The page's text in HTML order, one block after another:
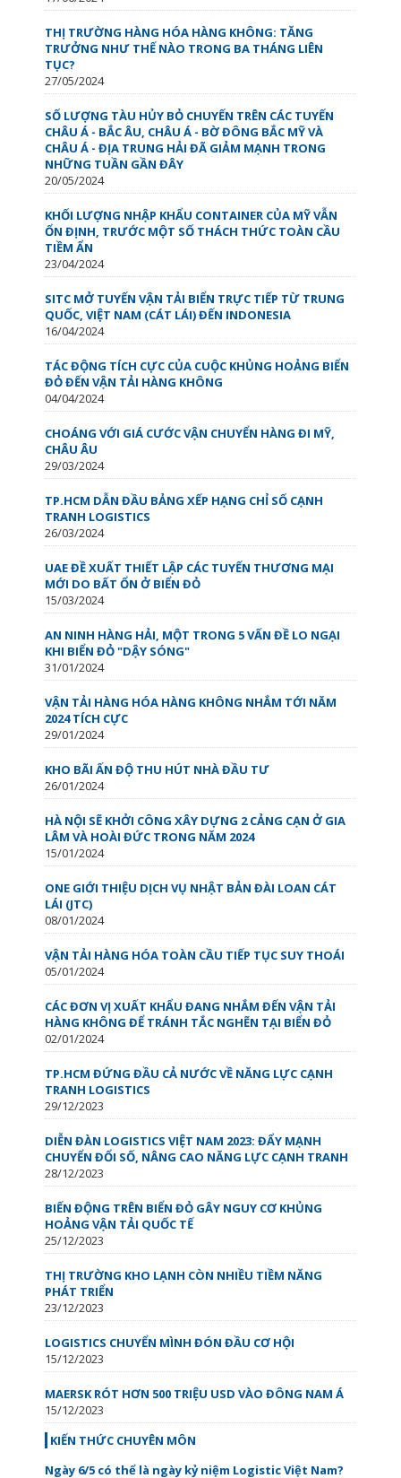
THỊ TRƯỜNG HÀNG HÓA HÀNG KHÔNG: TĂNG
TRƯỞNG NHƯ THẾ NÀO TRONG BA THÁNG LIÊN
TỤC?
27/05/2024
SỐ LƯỢNG TÀU HỦY BỎ CHUYẾN TRÊN CÁC TUYẾN
CHÂU Á - BẮC ÂU, CHÂU Á - BỜ ĐÔNG BẮC MỸ VÀ
CHÂU Á - ĐỊA TRUNG HẢI ĐÃ GIẢM MẠNH TRONG
NHỮNG TUẦN GẦN ĐÂY
20/05/2024
KHỐI LƯỢNG NHẬP KHẨU CONTAINER CỦA MỸ VẪN
ỔN ĐỊNH, TRƯỚC MỘT SỐ THÁCH THỨC TOÀN CẦU
TIỀM ẨN
23/04/2024
SITC MỞ TUYẾN VẬN TẢI BIỂN TRỰC TIẾP TỪ TRUNG
QUỐC, VIỆT NAM (CÁT LÁI) ĐẾN INDONESIA
16/04/2024
TÁC ĐỘNG TÍCH CỰC CỦA CUỘC KHỦNG HOẢNG BIỂN
ĐỎ ĐẾN VẬN TẢI HÀNG KHÔNG
04/04/2024
CHOÁNG VỚI GIÁ CƯỚC VẬN CHUYỂN HÀNG ĐI MỸ,
CHÂU ÂU
29/03/2024
TP.HCM DẪN ĐẦU BẢNG XẾP HẠNG CHỈ SỐ CẠNH
TRANH LOGISTICS
26/03/2024
UAE ĐỀ XUẤT THIẾT LẬP CÁC TUYẾN THƯƠNG MẠI
MỚI DO BẤT ỔN Ở BIỂN ĐỎ
15/03/2024
AN NINH HÀNG HẢI, MỘT TRONG 5 VẤN ĐỀ LO NGẠI
KHI BIỂN ĐỎ "DẬY SÓNG"
31/01/2024
VẬN TẢI HÀNG HÓA HÀNG KHÔNG NHẮM TỚI NĂM
2024 TÍCH CỰC
29/01/2024
KHO BÃI ẤN ĐỘ THU HÚT NHÀ ĐẦU TƯ
26/01/2024
HÀ NỘI SẼ KHỞI CÔNG XÂY DỰNG 2 CẢNG CẠN Ở GIA
LÂM VÀ HOÀI ĐỨC TRONG NĂM 2024
15/01/2024
ONE GIỚI THIỆU DỊCH VỤ NHẬT BẢN ĐÀI LOAN CÁT
LÁI (JTC)
08/01/2024
VẬN TẢI HÀNG HÓA TOÀN CẦU TIẾP TỤC SUY THOÁI
05/01/2024
CÁC ĐƠN VỊ XUẤT KHẨU ĐANG NHẮM ĐẾN VẬN TẢI
HÀNG KHÔNG ĐỂ TRÁNH TẮC NGHẼN TẠI BIỂN ĐỎ
02/01/2024
TP.HCM ĐỨNG ĐẦU CẢ NƯỚC VỀ NĂNG LỰC CẠNH
TRANH LOGISTICS
29/12/2023
DIỄN ĐÀN LOGISTICS VIỆT NAM 2023: ĐẨY MẠNH
CHUYỂN ĐỔI SỐ, NÂNG CAO NĂNG LỰC CẠNH TRANH
28/12/2023
BIẾN ĐỘNG TRÊN BIỂN ĐỎ GÂY NGUY CƠ KHỦNG
HOẢNG VẬN TẢI QUỐC TẾ
25/12/2023
THỊ TRƯỜNG KHO LẠNH CÒN NHIỀU TIỀM NĂNG
PHÁT TRIỂN
23/12/2023
LOGISTICS CHUYỂN MÌNH ĐÓN ĐẦU CƠ HỘI
15/12/2023
MAERSK RÓT HƠN 500 TRIỆU USD VÀO ĐÔNG NAM Á
15/12/2023
KIẾN THỨC CHUYÊN MÔN
Ngày 6/5 có thể là ngày kỷ niệm Logistic Việt Nam?